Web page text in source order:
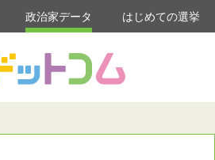
政治家データ はじめての選挙